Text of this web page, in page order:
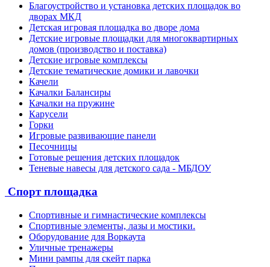
Благоустройство и установка детских площадок во
дворах МКД
Детская игровая площадка во дворе дома
Детские игровые площадки для многоквартирных
домов (производство и поставка)
Детские игровые комплексы
Детские тематические домики и лавочки
Качели
Качалки Балансиры
Качалки на пружине
Карусели
Горки
Игровые развивающие панели
Песочницы
Готовые решения детских площадок
Теневые навесы для детского сада - МБДОУ
Спорт площадка
Спортивные и гимнастические комплексы
Спортивные элементы, лазы и мостики.
Оборудование для Воркаута
Уличные тренажеры
Мини рампы для скейт парка